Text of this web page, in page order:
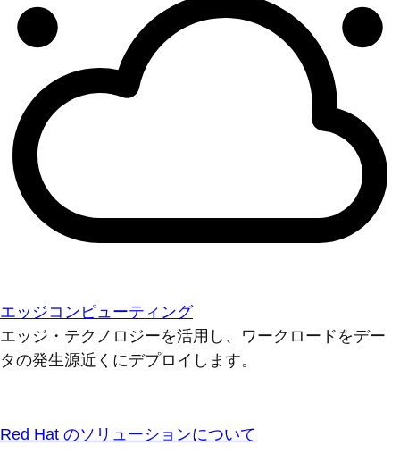
エッジコンピューティング
エッジ・テクノロジーを活用し、ワークロードをデー
タの発生源近くにデプロイします。
Red Hat のソリューションについて